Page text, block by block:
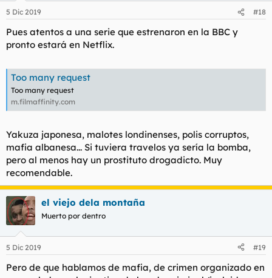
5 Dic 2019 #18
Pues atentos a una serie que estrenaron en la BBC y
pronto estará en Netflix.
Too many request
Too many request
m.filmaffinity.com
Yakuza japonesa, malotes londinenses, polis corruptos,
mafia albanesa... Si tuviera travelos ya sería la bomba,
pero al menos hay un prostituto drogadicto. Muy
recomendable.
el viejo dela montaña
Muerto por dentro
5 Dic 2019 #19
Pero de que hablamos de mafia, de crimen organizado en